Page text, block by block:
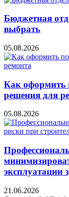
Бюджетная
выбрать
05.08.2026
Как оформить
решения для
05.08.2026
эксплуатации
21.06.2026